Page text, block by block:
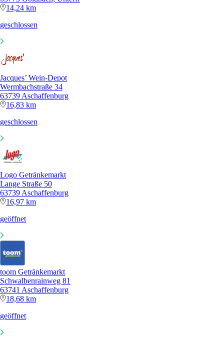
14,24 km
geschlossen
Jacques’ Wein-Depot
Wermbachstraße 34
63739 Aschaffenburg
16,83 km
geschlossen
Logo Getränkemarkt
Lange Straße 50
63739 Aschaffenburg
16,97 km
geöffnet
toom Getränkemarkt
Schwalbenrainweg 81
63741 Aschaffenburg
18,68 km
geöffnet